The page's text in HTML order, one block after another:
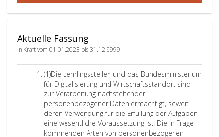
Aktuelle Fassung
In Kraft vom 01.01.2023 bis 31.12.9999
(1)A
b
s
a
t
z
e
Die Lehrlingsstellen und das Bundesministerium
für Digitalisierung und Wirtschaftsstandort sind
zur Verarbeitung nachstehender
personenbezogener Daten ermächtigt, soweit
deren Verwendung für die Erfüllung der Aufgaben
eine wesentliche Voraussetzung ist. Die in Frage
kommenden Arten von personenbezogenen